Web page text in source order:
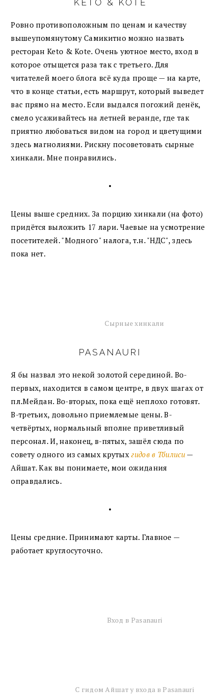
KETO & KOTE
Ровно противоположным по ценам и качеству
вышеупомянутому Самикитно можно назвать
ресторан Keto & Kote. Очень уютное место, вход в
которое отыщется раза так с третьего. Для
читателей моего блога всё куда проще — на карте,
что в конце статьи, есть маршрут, который выведет
вас прямо на место. Если выдался погожий денёк,
смело усаживайтесь на летней веранде, где так
приятно любоваться видом на город и цветущими
здесь магнолиями. Рискну посоветовать сырные
хинкали. Мне понравились.
•
Цены выше средних. За порцию хинкали (на фото)
придётся выложить 17 лари. Чаевые на усмотрение
посетителей. "Модного" налога, т.н. "НДС", здесь
пока нет.
Сырные хинкали
PASANAURI
Я бы назвал это некой золотой серединой. Во-
первых, находится в самом центре, в двух шагах от
пл.Мейдан. Во-вторых, пока ещё неплохо готовят.
В-третьих, довольно приемлемые цены. В-
четвёртых, нормальный вполне приветливый
персонал. И, наконец, в-пятых, зашёл сюда по
совету одного из самых крутыхгидов в Тбилиси—
Айшат. Как вы понимаете, мои ожидания
оправдались.
•
Цены средние. Принимают карты. Главное —
работает круглосуточно.
Вход в Pasanauri
С гидом Айшат у входа в Pasanauri